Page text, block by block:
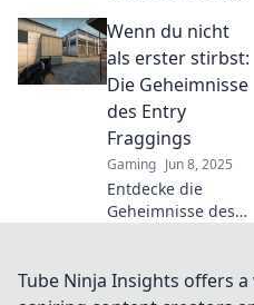
eines Entry
Fraggers in CSGO.
Was bedeutet es
wirklich, die erste
Linie im Kampf zu
sein?
Wenn du nicht
als erster stirbst:
Die Geheimnisse
des Entry
Fraggings
Gaming Jun 8, 2025
Entdecke die
Geheimnisse des
du zum
Überlebenskünstler
Tube Ninja Insights offers